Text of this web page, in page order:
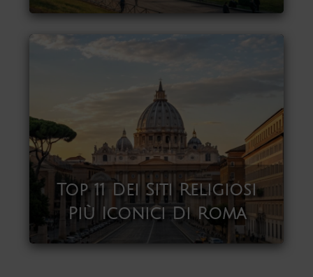
Top 11 Dei Siti Religiosi
Più Iconici Di Roma